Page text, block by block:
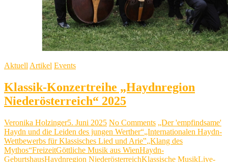
Aktuell Artikel Events
Klassik-Konzertreihe „Haydnregion
Niederösterreich“ 2025
Veronika Holzinger5. Juni 2025 No Comments „Der 'empfindsame'
Haydn und die Leiden des jungen Werther“„Internationalen Haydn-
Wettbewerbs für Klassisches Lied und Arie‟„Klang des
Mythos“FreizeitGöttliche Musik aus WienHaydn-
GeburtshausHaydnregion NiederösterreichKlassische MusikLive-